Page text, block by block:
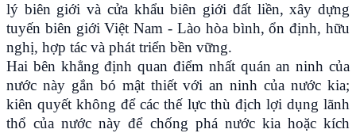
lý biên giới và cửa khẩu biên giới đất liền, xây dựng
tuyến biên giới Việt Nam - Lào hòa bình, ổn định, hữu
nghị, hợp tác và phát triển bền vững.
Hai bên khẳng định quan điểm nhất quán an ninh của
nước này gắn bó mật thiết với an ninh của nước kia;
kiên quyết không để các thế lực thù địch lợi dụng lãnh
thổ của nước này để chống phá nước kia hoặc kích